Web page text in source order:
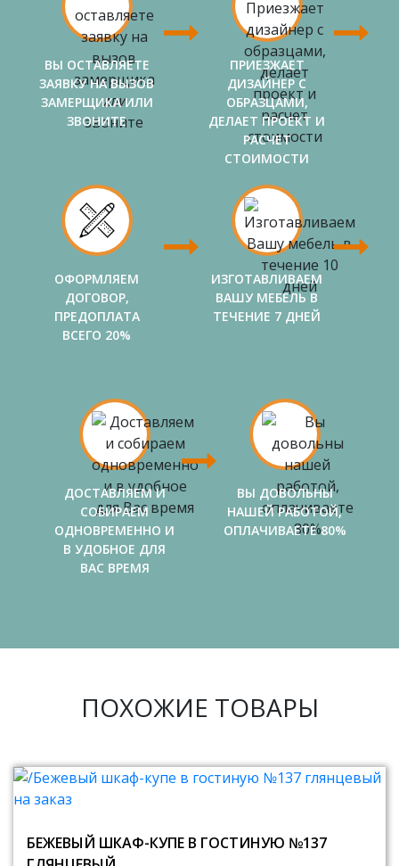
ВЫ ОСТАВЛЯЕТЕ
ЗАЯВКУ НА ВЫЗОВ
ЗАМЕРЩИКА ИЛИ
ЗВОНИТЕ
ПРИЕЗЖАЕТ
ДИЗАЙНЕР С
ОБРАЗЦАМИ,
ДЕЛАЕТ ПРОЕКТ И
РАСЧЕТ
СТОИМОСТИ
ОФОРМЛЯЕМ
ДОГОВОР,
ПРЕДОПЛАТА
ВСЕГО 20%
ИЗГОТАВЛИВАЕМ
ВАШУ МЕБЕЛЬ В
ТЕЧЕНИЕ 7 ДНЕЙ
ДОСТАВЛЯЕМ И
СОБИРАЕМ
ОДНОВРЕМЕННО И
В УДОБНОЕ ДЛЯ
ВАС ВРЕМЯ
ВЫ ДОВОЛЬНЫ
НАШЕЙ РАБОТОЙ,
ОПЛАЧИВАЕТЕ 80%
ПОХОЖИЕ ТОВАРЫ
БЕЖЕВЫЙ ШКАФ-КУПЕ В ГОСТИНУЮ №137